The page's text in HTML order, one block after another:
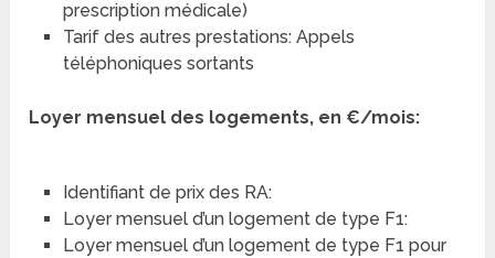
prescription médicale)
Tarif des autres prestations: Appels
téléphoniques sortants
Loyer mensuel des logements, en €/mois:
Identifiant de prix des RA:
Loyer mensuel d’un logement de type F1:
Loyer mensuel d’un logement de type F1 pour